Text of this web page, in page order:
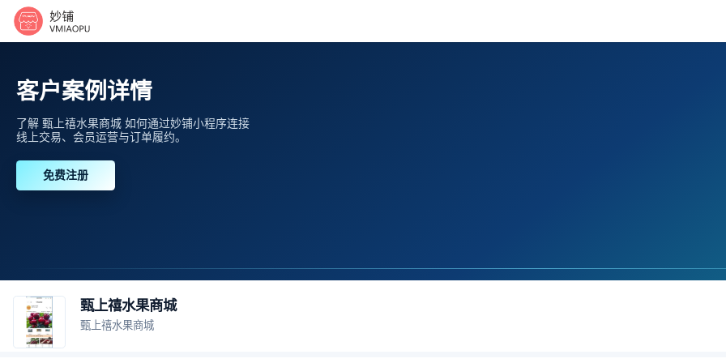
客户案例详情
了解 甄上禧水果商城 如何通过妙铺小程序连接
线上交易、会员运营与订单履约。
免费注册
甄上禧水果商城
甄上禧水果商城